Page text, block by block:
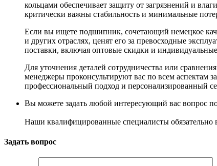
кольцами обеспечивает защиту от загрязнений и
критически важны стабильность и минимальные
Если вы ищете подшипник, сочетающий немецкое
и других отраслях, ценят его за превосходные
поставки, включая оптовые скидки и
Для уточнения деталей сотрудничества или
менеджеры проконсультируют вас по всем аспектам
профессиональный подход и персонализированный
Вы можете задать любой интересующий вас вопрос
Наши квалифицированные специалисты обязательно
Задать вопрос